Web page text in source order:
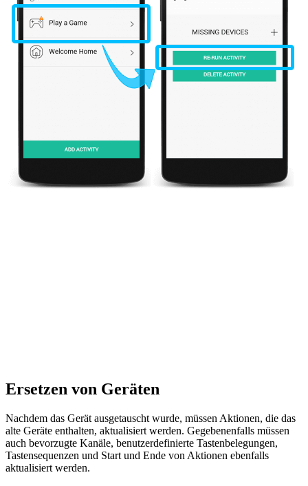
Ersetzen von Geräten
Nachdem das Gerät ausgetauscht wurde, müssen Aktionen, die das
alte Geräte enthalten, aktualisiert werden. Gegebenenfalls müssen
auch bevorzugte Kanäle, benutzerdefinierte Tastenbelegungen,
Tastensequenzen und Start und Ende von Aktionen ebenfalls
aktualisiert werden.